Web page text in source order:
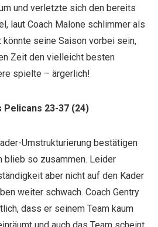
und verletzte sich den bereits
laut Coach Malone schlimmer als
seine Saison vorbei sein,
Zeit den vielleicht besten
spielte – ärgerlich!
Pelicans 23-37 (24)
Umstrukturierung bestätigen
blieb so zusammen. Leider
aber nicht auf den Kader
weiter schwach. Coach Gentry
dass er seinem Team kaum